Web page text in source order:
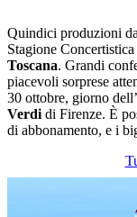
Quindici produzioni
Stagione Concertistica
Toscana. Grandi
piacevoli sorprese
30 ottobre, giorno
Verdi di Firenze. È
di abbonamento, e i